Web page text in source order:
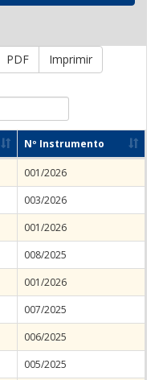
PDF Imprimir
Nº Instrumento
001/2026
003/2026
001/2026
008/2025
001/2026
007/2025
006/2025
005/2025